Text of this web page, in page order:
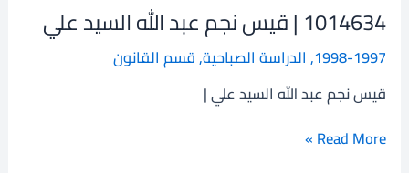
1014634 | قيس نجم عبد الله السيد علي
1998-1997
, الدراسة الصباحية,قسم القانون
قيس نجم عبد الله السيد علي |
1014634
قيس
نجم
عبد
السيد
Read More »